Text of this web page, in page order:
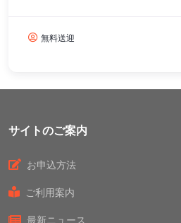
無料送迎
サイトのご案内
お申込方法
ご利用案内
最新ニュース